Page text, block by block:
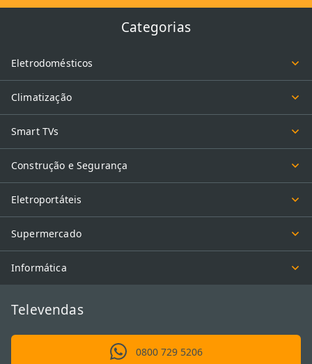
Categorias
Eletrodomésticos
Climatização
Smart TVs
Construção e Segurança
Eletroportáteis
Supermercado
Informática
Televendas
0800 729 5206